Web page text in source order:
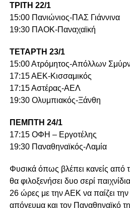
ΤΡΙΤΗ 22/1
15:00 Πανιώνιος-ΠΑΣ Γιάννινα
19:30 ΠΑΟΚ-Παναχαϊκή
ΤΕΤΑΡΤΗ 23/1
15:00 Ατρόμητος-Απόλλων
17:15 ΑΕΚ-Κισσαμικός
17:15 Αστέρας-ΑΕΛ
19:30 Ολυμπιακός-Ξάνθη
ΠΕΜΠΤΗ 24/1
17:15 ΟΦΗ – Εργοτέλης
19:30 Παναθηναϊκός-Λαμία
Φυσικά όπως βλέπει κανείς
θα φιλοξενήσει δυο σερί
26 ώρες με την ΑΕΚ να παίζει την
απόγευμα και τον Παναθηναϊκό